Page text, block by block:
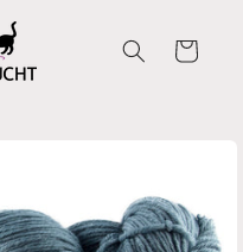
Warenkorb